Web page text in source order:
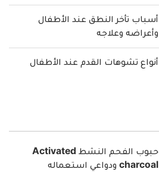
أسباب تأخر النطق عند الأطفال
وأعراضه وعلاجه
أنواع تشوهات القدم عند الأطفال
حبوب الفحم النشط Activated
charcoal ودواعي استعماله